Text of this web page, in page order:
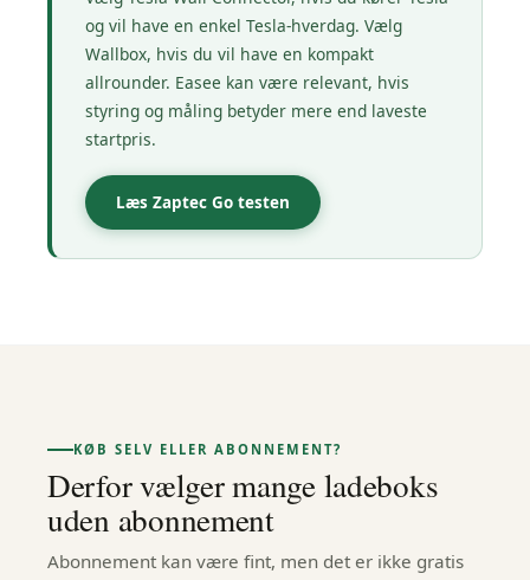
og vil have en enkel Tesla-hverdag. Vælg
Wallbox, hvis du vil have en kompakt
allrounder. Easee kan være relevant, hvis
styring og måling betyder mere end laveste
startpris.
Læs Zaptec Go testen
KØB SELV ELLER ABONNEMENT?
Derfor vælger mange ladeboks
uden abonnement
Abonnement kan være fint, men det er ikke gratis